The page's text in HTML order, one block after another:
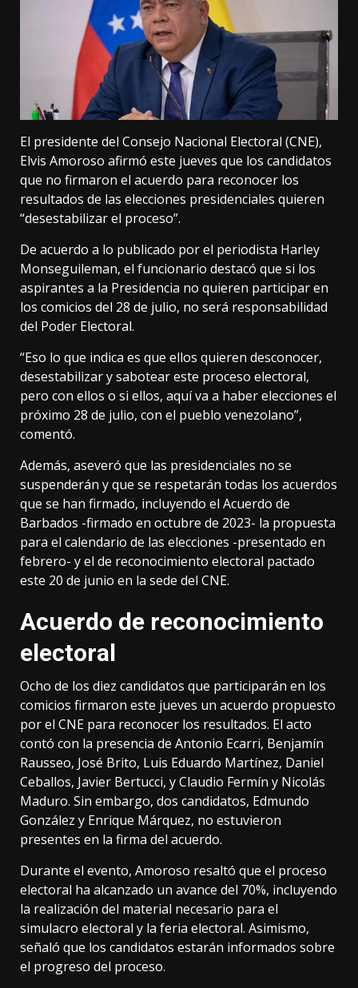
El presidente del Consejo Nacional Electoral (CNE),
Elvis Amoroso afirmó este jueves que los candidatos
que no firmaron el acuerdo para reconocer los
resultados de las elecciones presidenciales quieren
“desestabilizar el proceso”.
De acuerdo a lo publicado por el periodista Harley
Monseguileman, el funcionario destacó que si los
aspirantes a la Presidencia no quieren participar en
los comicios del 28 de julio, no será responsabilidad
del Poder Electoral.
“Eso lo que indica es que ellos quieren desconocer,
desestabilizar y sabotear este proceso electoral,
pero con ellos o si ellos, aquí va a haber elecciones el
próximo 28 de julio, con el pueblo venezolano”,
comentó.
Además, aseveró que las presidenciales no se
suspenderán y que se respetarán todas los acuerdos
que se han firmado, incluyendo el Acuerdo de
Barbados -firmado en octubre de 2023- la propuesta
para el calendario de las elecciones -presentado en
febrero- y el de reconocimiento electoral pactado
este 20 de junio en la sede del CNE.
Acuerdo de reconocimiento
electoral
Ocho de los diez candidatos que participarán en los
comicios firmaron este jueves un acuerdo propuesto
por el CNE para reconocer los resultados. El acto
contó con la presencia de Antonio Ecarri, Benjamín
Rausseo, José Brito, Luis Eduardo Martínez, Daniel
Ceballos, Javier Bertucci, y Claudio Fermín y Nicolás
Maduro. Sin embargo, dos candidatos, Edmundo
González y Enrique Márquez, no estuvieron
presentes en la firma del acuerdo.
Durante el evento, Amoroso resaltó que el proceso
electoral ha alcanzado un avance del 70%, incluyendo
la realización del material necesario para el
simulacro electoral y la feria electoral. Asimismo,
señaló que los candidatos estarán informados sobre
el progreso del proceso.